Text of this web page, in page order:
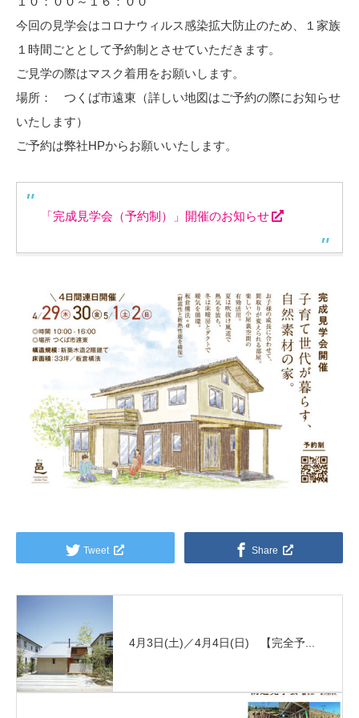
今回の見学会はコロナウィルス感染拡大防止のため、１家族
１時間ごととして予約制とさせていただきます。
ご見学の際はマスク着用をお願いします。
場所： つくば市遠東（詳しい地図はご予約の際にお知らせ
いたします）
ご予約は弊社HPからお願いいたします。
「完成見学会（予約制）」開催のお知らせ
Tweet Share
4月3日(土)／4月4日(日) 【完全予...